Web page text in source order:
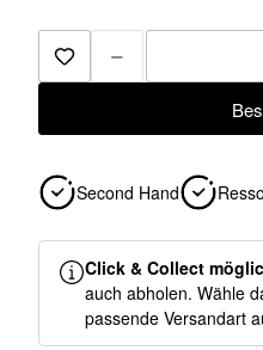
Zur Merkliste
−
Second Hand
Click & Collect
auch abholen. Wähle
passende Versandart